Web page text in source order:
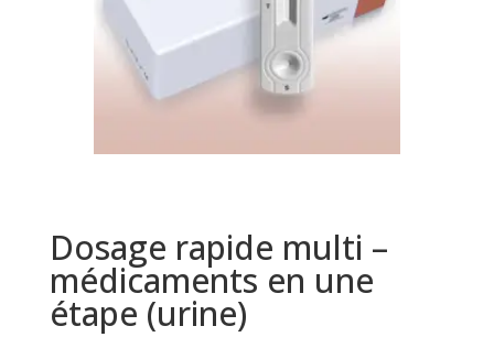
Dosage rapide multi –
médicaments en une
étape (urine)